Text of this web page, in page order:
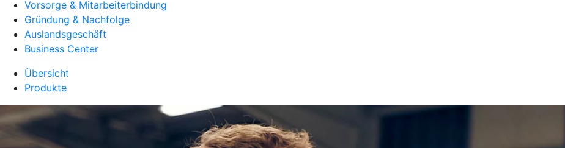
Vorsorge & Mitarbeiterbindung
Gründung & Nachfolge
Auslandsgeschäft
Business Center
Übersicht
Produkte